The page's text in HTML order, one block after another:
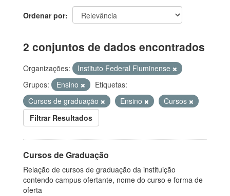
Ordenar por
2 conjuntos de dados encontrados
Organizações:
Instituto Federal Fluminense
Grupos:
Ensino
Etiquetas:
Cursos de graduação
Ensino
Cursos
Filtrar Resultados
Cursos de Graduação
Relação de cursos de graduação da instituição
contendo campus ofertante, nome do curso e forma de
oferta